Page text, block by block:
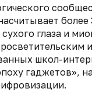
более
глаза и
школ-
гаджетов»,